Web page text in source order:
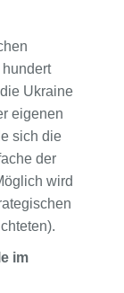
Ukraine
eigenen
sich die
der
wird
im